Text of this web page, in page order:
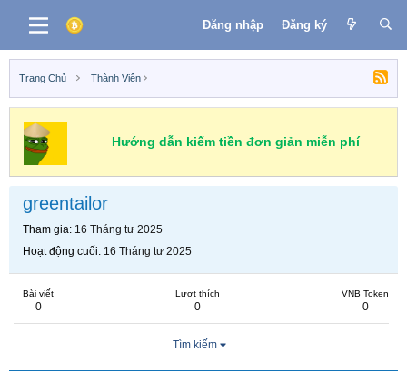
Đăng nhập Đăng ký
Trang Chủ Thành Viên
Hướng dẫn kiếm tiền đơn giản miễn phí
greentailor
Tham gia 16 Tháng tư 2025
Hoạt động cuối 16 Tháng tư 2025
Bài viết
0
Lượt thích
0
VNB Token
0
Tìm kiếm